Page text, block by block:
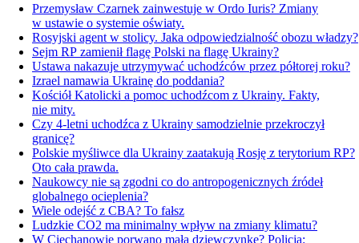
Przemysław Czarnek zainwestuje w Ordo Iuris? Zmiany
w ustawie o systemie oświaty.
Rosyjski agent w stolicy. Jaka odpowiedzialność obozu władzy?
Sejm RP zamienił flagę Polski na flagę Ukrainy?
Ustawa nakazuje utrzymywać uchodźców przez półtorej roku?
Izrael namawia Ukrainę do poddania?
Kościół Katolicki a pomoc uchodźcom z Ukrainy. Fakty,
nie mity.
Czy 4-letni uchodźca z Ukrainy samodzielnie przekroczył
granicę?
Polskie myśliwce dla Ukrainy zaatakują Rosję z terytorium RP?
Oto cała prawda.
Naukowcy nie są zgodni co do antropogenicznych źródeł
globalnego ocieplenia?
Wiele odejść z CBA? To fałsz
Ludzkie CO2 ma minimalny wpływ na zmiany klimatu?
W Ciechanowie porwano małą dziewczynkę? Policja: